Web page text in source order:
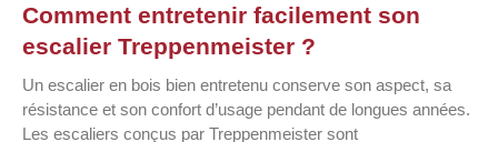
Comment entretenir facilement son
escalier Treppenmeister ?
Un escalier en bois bien entretenu conserve son aspect, sa
résistance et son confort d’usage pendant de longues années.
Les escaliers conçus par Treppenmeister sont